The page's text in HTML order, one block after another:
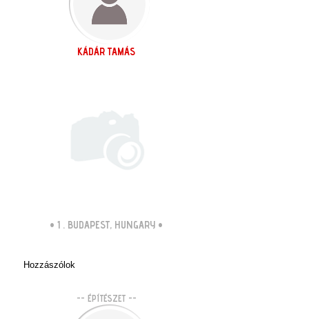
KÁDÁR TAMÁS
• 1 . BUDAPEST, HUNGARY •
Hozzászólok
-- ÉPÍTÉSZET --